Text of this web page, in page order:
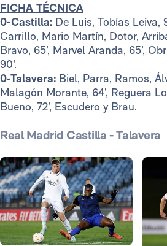
FICHA TÉCNICA
0-Castilla: De Luis, Tobías Leiva,
Carrillo, Mario Martín, Dotor,
Bravo, 65’, Marvel Aranda, 65’,
90’.
0-Talavera: Biel, Parra, Ramos,
Malagón Morante, 64’, Reguera
Bueno, 72’, Escudero y Brau.
Real Madrid Castilla - Talavera